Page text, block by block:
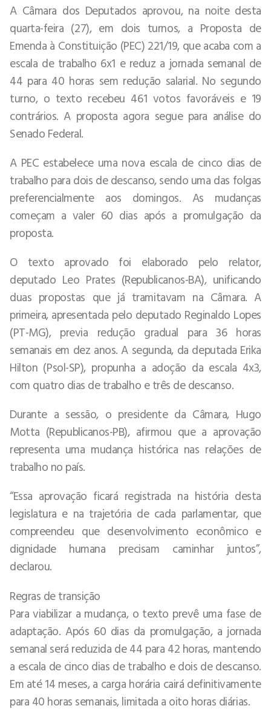
A Câmara dos Deputados aprovou, na noite desta
quarta-feira (27), em dois turnos, a Proposta de
Emenda à Constituição (PEC) 221/19, que acaba com a
escala de trabalho 6x1 e reduz a jornada semanal de
44 para 40 horas sem redução salarial. No segundo
turno, o texto recebeu 461 votos favoráveis e 19
contrários. A proposta agora segue para análise do
Senado Federal.
A PEC estabelece uma nova escala de cinco dias de
trabalho para dois de descanso, sendo uma das folgas
preferencialmente aos domingos. As mudanças
começam a valer 60 dias após a promulgação da
proposta.
O texto aprovado foi elaborado pelo relator,
deputado Leo Prates (Republicanos-BA), unificando
duas propostas que já tramitavam na Câmara. A
primeira, apresentada pelo deputado Reginaldo Lopes
(PT-MG), previa redução gradual para 36 horas
semanais em dez anos. A segunda, da deputada Erika
Hilton (Psol-SP), propunha a adoção da escala 4x3,
com quatro dias de trabalho e três de descanso.
Durante a sessão, o presidente da Câmara, Hugo
Motta (Republicanos-PB), afirmou que a aprovação
representa uma mudança histórica nas relações de
trabalho no país.
“Essa aprovação ficará registrada na história desta
legislatura e na trajetória de cada parlamentar, que
compreendeu que desenvolvimento econômico e
dignidade humana precisam caminhar juntos”,
declarou.
Regras de transição
Para viabilizar a mudança, o texto prevê uma fase de
adaptação. Após 60 dias da promulgação, a jornada
semanal será reduzida de 44 para 42 horas, mantendo
a escala de cinco dias de trabalho e dois de descanso.
Em até 14 meses, a carga horária cairá definitivamente
para 40 horas semanais, limitada a oito horas diárias.